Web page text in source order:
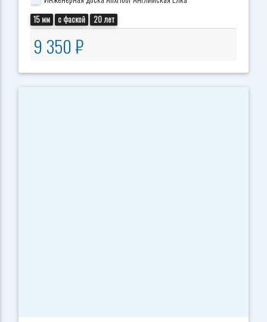
15 мм с фаской 20 лет
9 350 ₽